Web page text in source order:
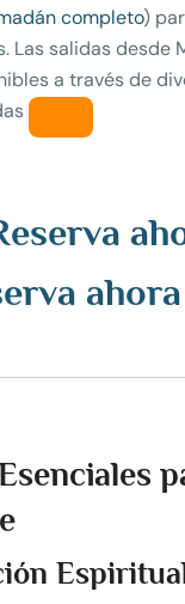
completo)
Las salidas desde
a través de
ahora